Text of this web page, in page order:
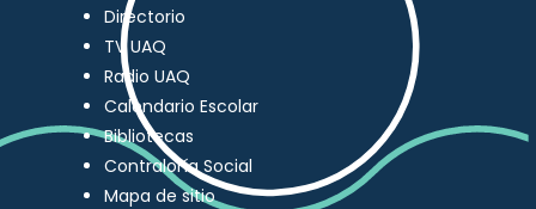
Directorio
TV UAQ
Radio UAQ
Calendario Escolar
Bibliotecas
Contraloría Social
Mapa de sitio